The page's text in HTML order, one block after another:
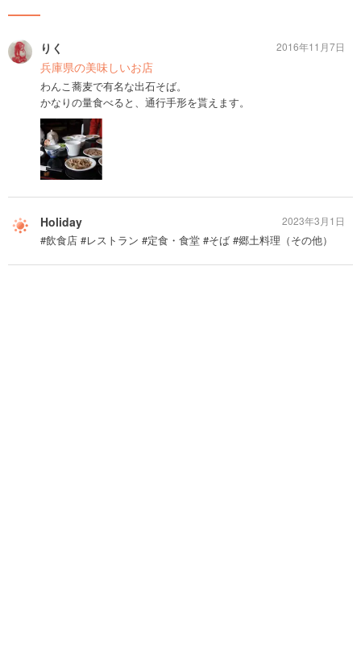
りく
兵庫県の美味しいお店
わんこ蕎麦で有名な出石そば。
かなりの量食べると、通行手形を貰えます。
2016年11月7日
Holiday
#飲食店 #レストラン #定食・食堂 #そば #郷土料理（その他）
2023年3月1日